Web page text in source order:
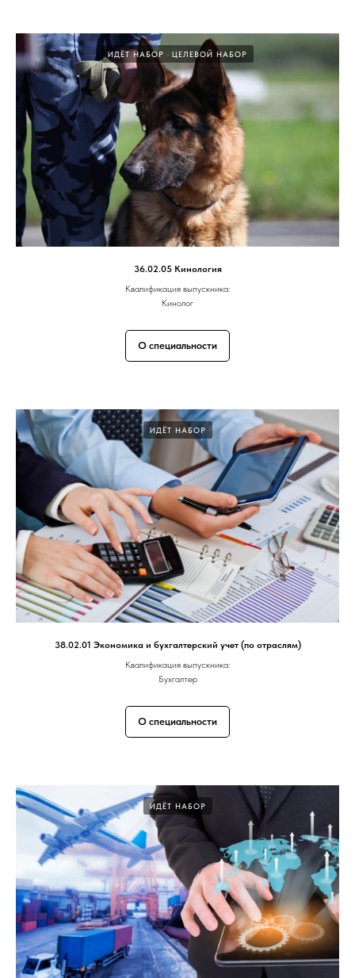
ИДЁТ НАБОР ЦЕЛЕВОЙ НАБОР
36.02.05 Кинология
Квалификация выпускника:
Кинолог
О специальности
ИДЁТ НАБОР
38.02.01 Экономика и бухгалтерский учет (по отраслям)
Квалификация выпускника:
Бухгалтер
О специальности
ИДЁТ НАБОР